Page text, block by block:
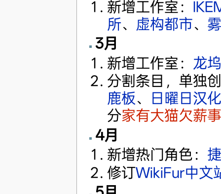
新增工作室：
所、 虚构都市、
3月
新增工作室： 龙坞
分割条目，单独
鹿板、
日曜日汉
分家有大猫欠薪
4月
新增热门角色：
修订WikiFur中文